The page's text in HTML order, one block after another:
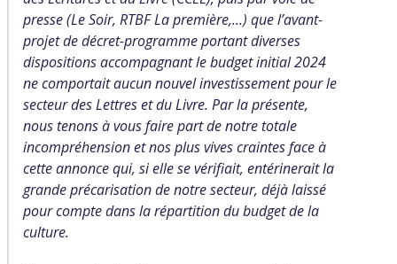
presse (Le Soir, RTBF La première,...) que l’avant-
projet de décret-programme portant diverses
dispositions accompagnant le budget initial 2024
ne comportait aucun nouvel investissement pour le
secteur des Lettres et du Livre. Par la présente,
nous tenons à vous faire part de notre totale
incompréhension et nos plus vives craintes face à
cette annonce qui, si elle se vérifiait, entérinerait la
grande précarisation de notre secteur, déjà laissé
pour compte dans la répartition du budget de la
culture.